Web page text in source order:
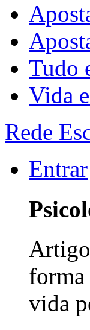
Tudo
Vida
Rede
Entrar
forma
vida